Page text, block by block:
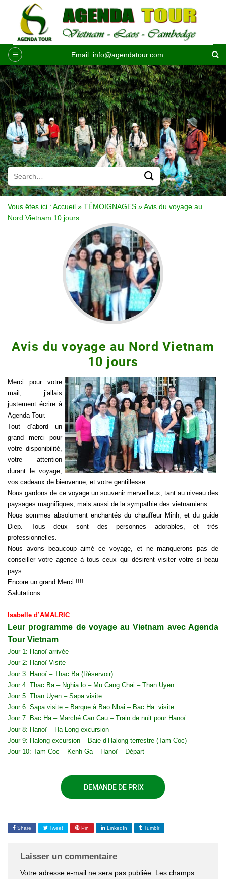
contenu
Email: info@agendatour.com
Vous êtes ici : Accueil » TÉMOIGNAGES »Avis du voyage au
Nord Vietnam 10 jours
Avis du voyage au Nord Vietnam
10 jours
Merci pour votre
mail, j’allais
justement écrire à
Agenda Tour.
Tout d’abord un
grand merci pour
votre disponibilité,
votre attention
durant le voyage,
vos cadeaux de bienvenue, et votre gentillesse.
Nous gardons de ce voyage un souvenir merveilleux, tant au niveau des
paysages magnifiques, mais aussi de la sympathie des vietnamiens.
Nous sommes absolument enchantés du chauffeur Minh, et du guide
Diep. Tous deux sont des personnes adorables, et très
professionnelles.
Nous avons beaucoup aimé ce voyage, et ne manquerons pas de
conseiller votre agence à tous ceux qui désirent visiter votre si beau
pays.
Encore un grand Merci !!!!
Salutations.
Isabelle d’AMALRIC
Leur programme de voyage au Vietnam avec Agenda
Tour Vietnam
Jour 1: Hanoï arrivée
Jour 2: Hanoï Visite
Jour 3: Hanoï – Thac Ba (Réservoir)
Jour 4: Thac Ba – Nghia lo – Mu Cang Chai – Than Uyen
Jour 5: Than Uyen – Sapa visite
Jour 6: Sapa visite – Barque à Bao Nhai – Bac Ha visite
Jour 7: Bac Ha – Marché Can Cau – Train de nuit pour Hanoï
Jour 8: Hanoï – Ha Long excursion
Jour 9: Halong excursion – Baie d’Halong terrestre (Tam Coc)
Jour 10: Tam Coc – Kenh Ga – Hanoï – Départ
DEMANDE DE PRIX
Share Tweet Pin LinkedIn Tumblr
Laisser un commentaire
Votre adresse e-mail ne sera pas publiée. Les champs